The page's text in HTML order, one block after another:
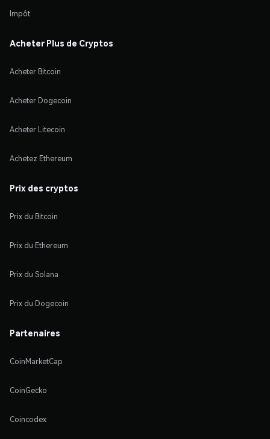
Impôt
Acheter Plus de Cryptos
Acheter Bitcoin
Acheter Dogecoin
Acheter Litecoin
Achetez Ethereum
Prix des cryptos
Prix du Bitcoin
Prix du Ethereum
Prix du Solana
Prix du Dogecoin
Partenaires
CoinMarketCap
CoinGecko
Coincodex